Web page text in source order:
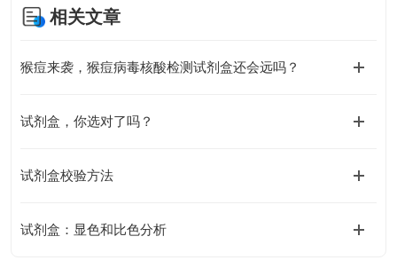
相关文章
猴痘来袭，猴痘病毒核酸检测试剂盒还会远吗？
试剂盒，你选对了吗？
试剂盒校验方法
试剂盒：显色和比色分析